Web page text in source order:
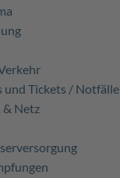
und Tickets / Notfälle
Netz